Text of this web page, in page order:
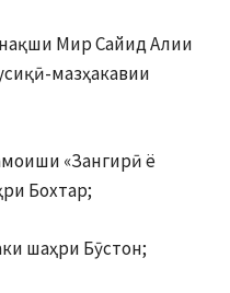
Мир Сайид Алии
мазҳакавии
«Зангирӣ ё
Бохтар;
шаҳри Бӯстон;